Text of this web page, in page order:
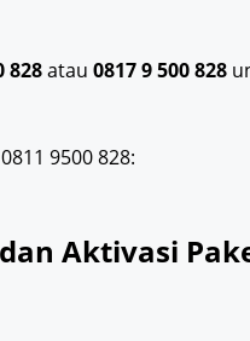
828atau 0817 9 500 828
9500 828:
Aktivasi